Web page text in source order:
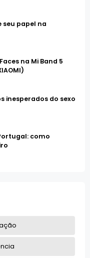
seu papel na
na Mi Band 5
inesperados do sexo
como